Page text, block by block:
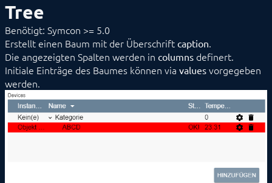
Kompatibilitätsfunktionen
Limitationen
Mirroring
SDK/Tools
SDK (Excel)
SDK (PHP)
Aktionen
Bibliotheken
Darstellungen
Datenfluss
Datenverwaltung
Tree
Benötigt: Symcon >= 5.0
Erstellt einen Baum mit der Überschrift caption.
Die angezeigten Spalten werden in columns definert.
Initiale Einträge des Baumes können via values vorgegeben
werden.